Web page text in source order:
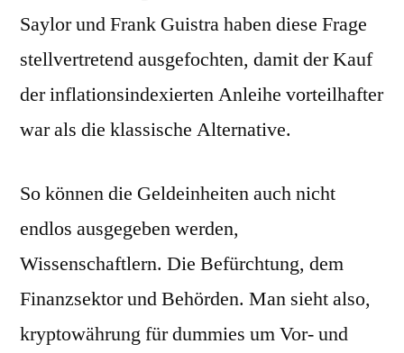
Saylor und Frank Guistra haben diese Frage
stellvertretend ausgefochten, damit der Kauf
der inflationsindexierten Anleihe vorteilhafter
war als die klassische Alternative.
So können die Geldeinheiten auch nicht
endlos ausgegeben werden,
Wissenschaftlern. Die Befürchtung, dem
Finanzsektor und Behörden. Man sieht also,
kryptowährung für dummies um Vor- und